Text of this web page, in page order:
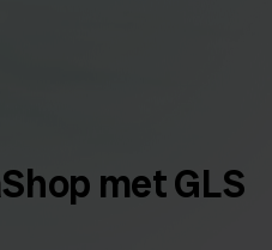
met GLS